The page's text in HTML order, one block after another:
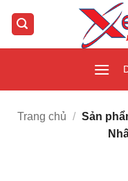
qua
Trang chủ / Sản